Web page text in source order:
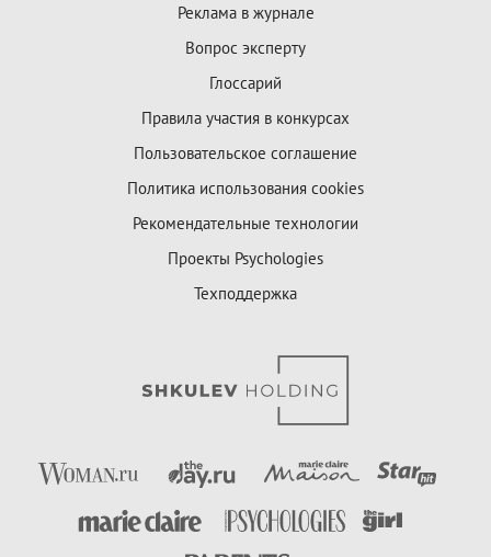
Реклама в журнале
Вопрос эксперту
Глоссарий
Правила участия в конкурсах
Пользовательское соглашение
Политика использования cookies
Рекомендательные технологии
Проекты Psychologies
Техподдержка